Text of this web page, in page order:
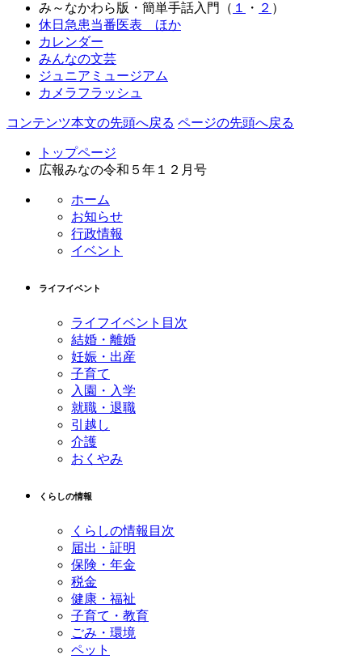
み～なかわら版・簡単手話入門（ １ ・ ２ ）
休日急患当番医表 ほか
カレンダー
みんなの文芸
ジュニアミュージアム
カメラフラッシュ
コンテンツ本文の先頭へ戻る ページの先頭へ戻る
トップページ
広報みなの令和５年１２月号
ホーム
お知らせ
行政情報
イベント
ライフイベント
ライフイベント目次
結婚・離婚
妊娠・出産
子育て
入園・入学
就職・退職
引越し
介護
おくやみ
くらしの情報
くらしの情報目次
届出・証明
保険・年金
税金
健康・福祉
子育て・教育
ごみ・環境
ペット